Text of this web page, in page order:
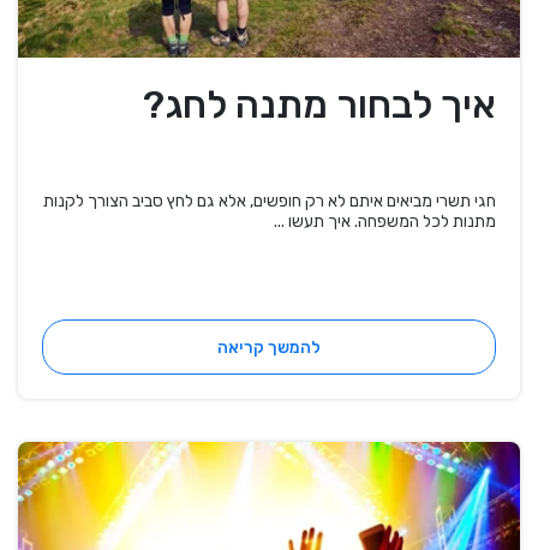
איך לבחור מתנה לחג?
חגי תשרי מביאים איתם לא רק חופשים, אלא גם לחץ סביב הצורך לקנות
מתנות לכל המשפחה. איך תעשו ...
להמשך קריאה